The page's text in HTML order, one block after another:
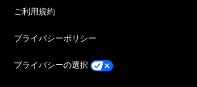
ご利用規約
プライバシーポリシー
プライバシーの選択